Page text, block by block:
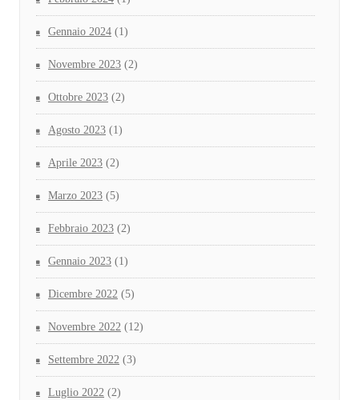
Gennaio 2024 (1)
Novembre 2023 (2)
Ottobre 2023 (2)
Agosto 2023 (1)
Aprile 2023 (2)
Marzo 2023 (5)
Febbraio 2023 (2)
Gennaio 2023 (1)
Dicembre 2022 (5)
Novembre 2022 (12)
Settembre 2022 (3)
Luglio 2022 (2)